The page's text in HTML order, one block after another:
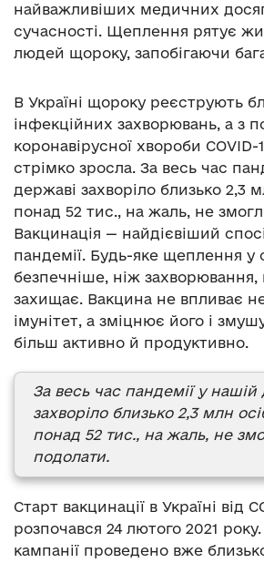
найважливіших медичних
сучасності. Щеплення рятує
людей щороку, запобігаючи
В Україні щороку реєструють
інфекційних захворювань, а з
коронавірусної хвороби COVID-
стрімко зросла. За весь час
державі захворіло близько 2,3
понад 52 тис., на жаль, не
Вакцинація — найдієвіший
пандемії. Будь-яке щеплення у
безпечніше, ніж захворювання,
захищає. Вакцина не впливає
імунітет, а зміцнює його і
більш активно й продуктивно.
За весь час пандемії у нашій
захворіло близько 2,3 млн
понад 52 тис., на жаль, не
подолати.
Старт вакцинації в Україні від
розпочався 24 лютого 2021
кампанії проведено вже